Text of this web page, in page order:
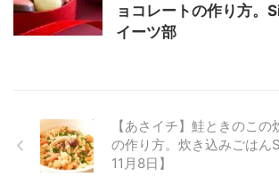
ョコレートの作り方。
イーツ部
【あさイチ】鮭ときのこ
の作り方。炊き込みごはん
11月8日】